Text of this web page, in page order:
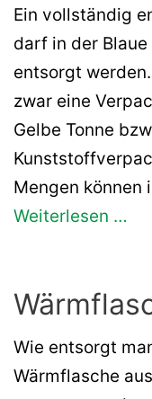
Ein vollständig
darf in der
entsorgt
zwar eine
Gelbe Tonne
Mengen können
Weiterlesen …
Wie entsorgt
Wärmflasche